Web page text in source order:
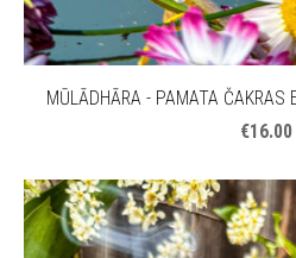
MŪLĀDHĀRA - PAMATA
€16.00